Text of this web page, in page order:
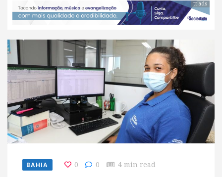
tt ads
BAHIA 0 0 4 min read